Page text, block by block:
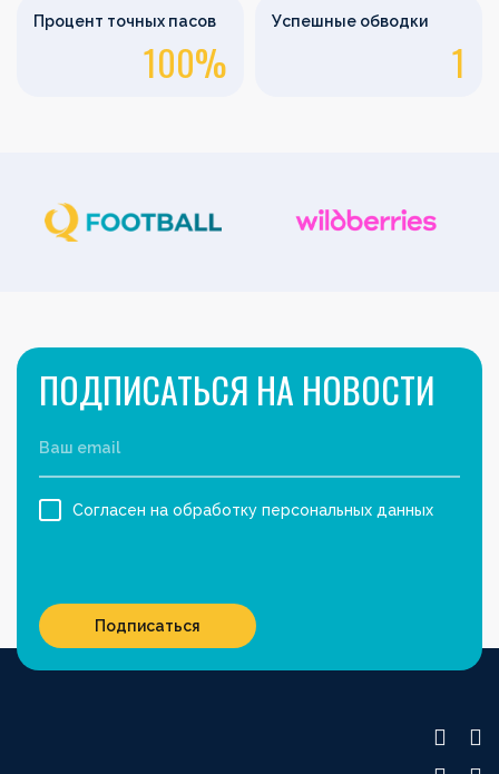
Процент точных пасов
100%
Успешные обводки
1
ПОДПИСАТЬСЯ НА НОВОСТИ
Согласен на обработку персональных данных
Подписаться